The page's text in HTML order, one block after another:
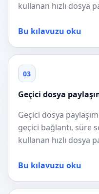
kullanan hızlı dosya
Bu kılavuzu oku
03
Geçici dosya
Geçici dosya
geçici bağlantı, süre
kullanan hızlı dosya
Bu kılavuzu oku